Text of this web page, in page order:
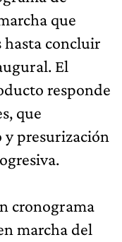
que
hasta concluir
El
responde
que
presurización
cronograma
marcha del